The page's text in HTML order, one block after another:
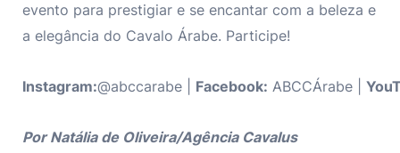
evento para prestigiar e se encantar com a beleza e
a elegância do Cavalo Árabe. Participe!
Instagram:@abccarabe | Facebook: ABCCÁrabe |
Por Natália de Oliveira/Agência Cavalus